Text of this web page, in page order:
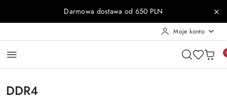
Przejdź do treści głównej
Przejdź do wyszukiwarki
Przejdź do moje konto
Przejdź do menu głównego
Przejdź do stopkiDarmowa dostawa od 650 PLN
Moje konto
DDR4